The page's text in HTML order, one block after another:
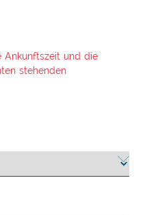
Ankunftszeit und die
stehenden